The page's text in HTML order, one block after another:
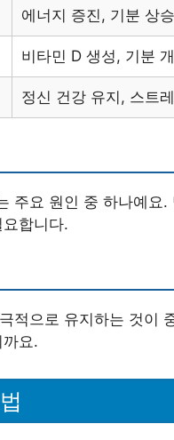
에너지 증진, 기분 상승
비타민 D 생성, 기분
정신 건강 유지, 스트
주요 원인 중 하나예요
합니다.
적으로 유지하는 것이
요.